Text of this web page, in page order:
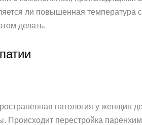
ли повышенная температура
делать.
патология у женщин
Происходит перестройка